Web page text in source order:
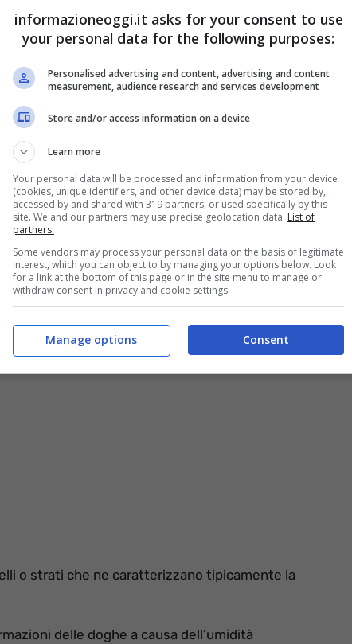
(Pixabay)
questo tipo di superficie e come si arriva al
sintetica guida, ti spiegheremo l’articolazione
modo che tu possa avere le idee un po’ più chiare
cosa è composto
alternativa ad una superficie come ilparquet, in
alta qualità estetica, resistente ed apprezzato da
laminato, tantissimi produttori si sono
doghe, riferendoci con esse alle singole
dette unità individuali – assemblate insieme
oggi caratteristiche tecniche ed estetiche, che
al parquet, sul piano del rapporto qualità-prezzo.
o strati che ne caratterizzano tipicamente la
delle doghe a causa dell’umidità
informazioneoggi.it asks for your consent to use
your personal data for the following purposes:
Personalised advertising and content, advertising and content
measurement, audience research and services development
Store and/or access information on a device
Learn more
Your personal data will be processed and information from your device
(cookies, unique identifiers, and other device data) may be stored by,
accessed by and shared with 319 partners, or used specifically by this
site. We and our partners may use precise geolocation data. List of
partners.
Some vendors may process your personal data on the basis of legitimate
interest, which you can object to by managing your options below. Look
for a link at the bottom of this page or in the site menu to manage or
withdraw consent in privacy and cookie settings.
Consent
Manage options